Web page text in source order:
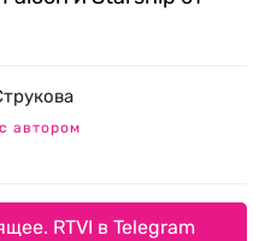
автором
RTVI в Telegram